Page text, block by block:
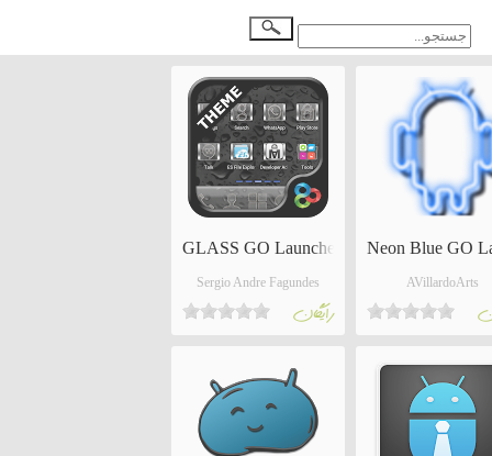
Neon Blue GO
AVillardoArts
GLASS GO Launcher EX Theme
Sergio Andre Fagundes
رايگان